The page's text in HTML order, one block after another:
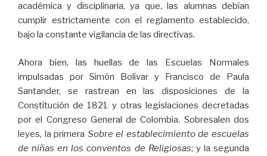
académica y disciplinaria, ya que, las alumnas debían
cumplir estrictamente con el reglamento establecido,
bajo la constante vigilancia de las directivas.
Ahora bien, las huellas de las Escuelas Normales
impulsadas por Simón Bolívar y Francisco de Paula
Santander, se rastrean en las disposiciones de la
Constitución de 1821 y otras legislaciones decretadas
por el Congreso General de Colombia. Sobresalen dos
leyes, la primera Sobre el establecimiento de escuelas
de niñas en los conventos de Religiosas; y la segunda